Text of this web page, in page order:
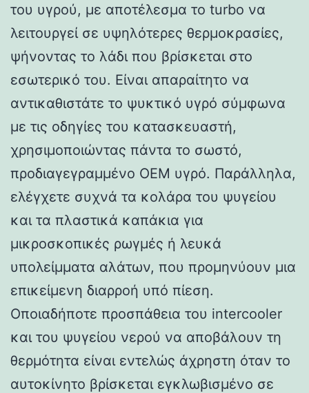
του υγρού, με αποτέλεσμα το turbo να
λειτουργεί σε υψηλότερες θερμοκρασίες,
ψήνοντας το λάδι που βρίσκεται στο
εσωτερικό του. Είναι απαραίτητο να
αντικαθιστάτε το ψυκτικό υγρό σύμφωνα
με τις οδηγίες του κατασκευαστή,
χρησιμοποιώντας πάντα το σωστό,
προδιαγεγραμμένο OEM υγρό. Παράλληλα,
ελέγχετε συχνά τα κολάρα του ψυγείου
και τα πλαστικά καπάκια για
μικροσκοπικές ρωγμές ή λευκά
υπολείμματα αλάτων, που προμηνύουν μια
επικείμενη διαρροή υπό πίεση.
Οποιαδήποτε προσπάθεια του intercooler
και του ψυγείου νερού να αποβάλουν τη
θερμότητα είναι εντελώς άχρηστη όταν το
αυτοκίνητο βρίσκεται εγκλωβισμένο σε